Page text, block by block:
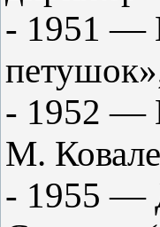
- 1951 —
- 1952 —
М.
- 1955 —